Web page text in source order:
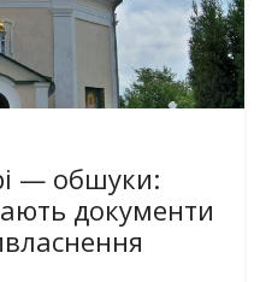
— обшуки:
документи